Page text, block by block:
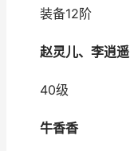
装备12阶
赵灵儿、李逍遥
40级
牛香香